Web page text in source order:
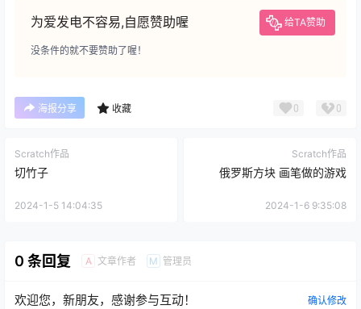
为爱发电不容易,自愿赞助喔 给TA赞助
没条件的就不要赞助了喔！
海报分享 收藏 0 0
Scratch作品
切竹子
2024-1-5 14:04:35
Scratch作品
俄罗斯方块 画笔做的游戏
2024-1-6 9:35:08
0 条回复 A 文章作者 M 管理员
欢迎您，新朋友，感谢参与互动！ 确认修改